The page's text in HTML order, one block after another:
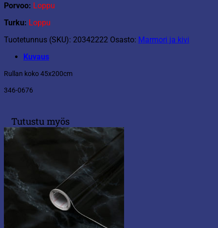
Porvoo: Loppu
Turku: Loppu
Tuotetunnus (SKU): 20342222 Osasto: Marmori ja kivi
Kuvaus
Rullan koko 45x200cm
346-0676
Tutustu myös